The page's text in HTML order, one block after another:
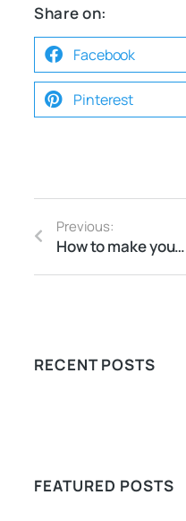
Share on:
Facebook
Pinterest
Previous:
How to make your malesuada lorem
RECENT POSTS
FEATURED POSTS